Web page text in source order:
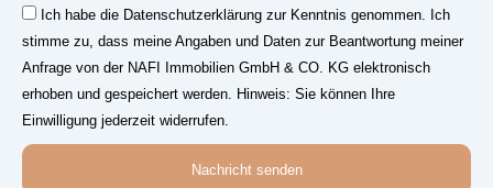
Einwilligung
Ich habe die Datenschutzerklärung zur Kenntnis genommen. Ich
stimme zu, dass meine Angaben und Daten zur Beantwortung meiner
Anfrage von der NAFI Immobilien GmbH & CO. KG elektronisch
erhoben und gespeichert werden. Hinweis: Sie können Ihre
Einwilligung jederzeit widerrufen.
Nachricht senden